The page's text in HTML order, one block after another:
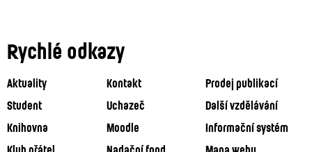
Rychlé odkazy
Aktuality Kontakt
Prodej publikací
Student
Uchazeč
Další vzdělávání
Knihovna
Moodle
Informační systém